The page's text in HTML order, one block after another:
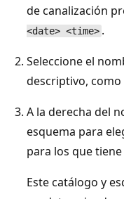
de canalización
<date> <time> .
Seleccione el
descriptivo, como
A la derecha del
esquema para
para los que
Este catálogo y